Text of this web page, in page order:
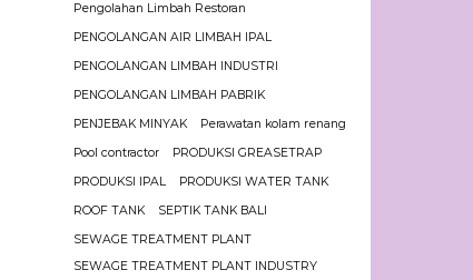
Pengolahan Limbah Restoran
PENGOLANGAN AIR LIMBAH IPAL
PENGOLANGAN LIMBAH INDUSTRI
PENGOLANGAN LIMBAH PABRIK
PENJEBAK MINYAK
Perawatan kolam renang
Pool contractor
PRODUKSI GREASETRAP
PRODUKSI IPAL
PRODUKSI WATER TANK
ROOF TANK
SEPTIK TANK BALI
SEWAGE TREATMENT PLANT
SEWAGE TREATMENT PLANT INDUSTRY